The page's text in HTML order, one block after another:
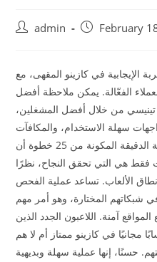
Postadmin
PostFebruary
الإيجابية في كازينو المقهى، مع
الفعّالة. يمكن ملاحظة أفضل
تينيسي من خلال أفضل المشغلين،
سهلة الاستخدام، والمكافآت
الجذابة. تضمن عملية المراجعة الدقيقة المكونة من 25 خطوة أن
فقط هي التي تحقق النجاح، نظرًا
الألعاب. تساعد عملية الفحص
شبكاتهم المختارة، وهو أمر مهم
آمنة. اللاعبون الجدد الذين
مجانيًا في كازينو ممتاز أم لا هم
حسنًا، إنها عملية سهلة وبديهية